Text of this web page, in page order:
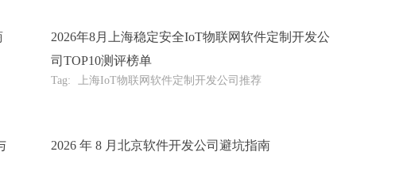
2026年8月上海稳定安全IoT物联网软件定制开发公
司TOP10测评榜单
Tag: 上海IoT物联网软件定制开发公司推荐
2026 年 8 月北京软件开发公司避坑指南